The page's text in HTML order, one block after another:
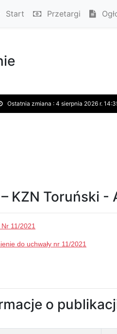
Start Przetargi
Ostatnia zmiana : 4 sierpnia 2026 r.
– KZN Toruński
Nr 11/2021
do uchwały nr 11/2021
o